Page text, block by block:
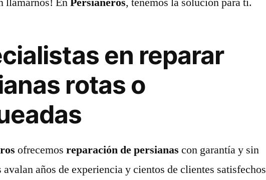
en reparar
rotas o
ofrecemosreparación de persianas con garantía y sin
avalan años de experiencia y cientos de clientes satisfechos